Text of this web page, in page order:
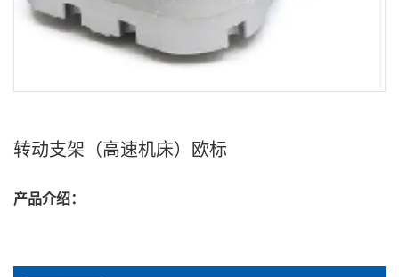
转动支架（高速机床）欧标
产品介绍：